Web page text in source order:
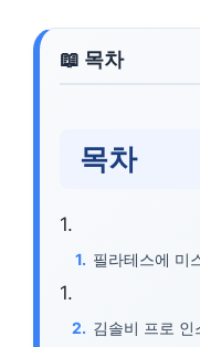
목차
필라테스에 미
김솔비 프로 인